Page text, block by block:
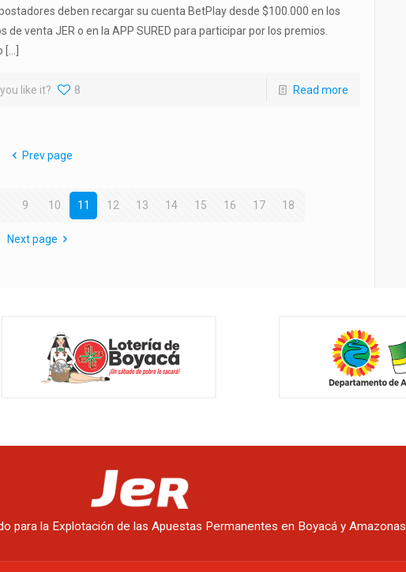
deben recargar su cuenta BetPlay desde $100.000 en los
de venta JER o en la APP SURED para participar por los premios.
[…]
like it? 8 Read more
Prev page
9 10 11 12 13 14 15 16 17 18
Next page
para la Explotación de las Apuestas Permanentes en Boyacá y Amazonas